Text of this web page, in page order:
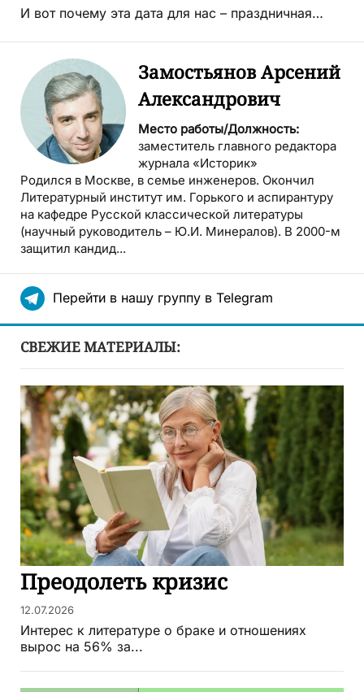
И вот почему эта дата для нас – праздничная…
Замостьянов Арсений
Александрович
Место работы/Должность:
заместитель главного редактора
журнала «Историк»
Родился в Москве, в семье инженеров. Окончил
Литературный институт им. Горького и аспирантуру
на кафедре Русской классической литературы
(научный руководитель – Ю.И. Минералов). В 2000-м
защитил кандид...
Перейти в нашу группу в Telegram
СВЕЖИЕ МАТЕРИАЛЫ:
Преодолеть кризис
12.07.2026
Интерес к литературе о браке и отношениях
вырос на 56% за...